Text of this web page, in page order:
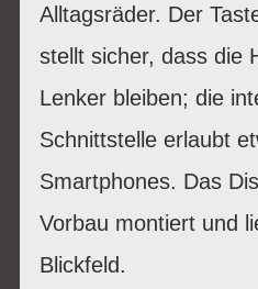
Alltagsräder. Der
stellt sicher, dass die
Lenker bleiben; die
Schnittstelle erlaubt
Smartphones. Das
Vorbau montiert und
Blickfeld.